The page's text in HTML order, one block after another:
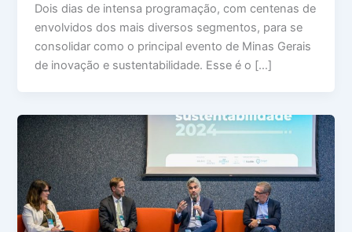
Dois dias de intensa programação, com centenas de
envolvidos dos mais diversos segmentos, para se
consolidar como o principal evento de Minas Gerais
de inovação e sustentabilidade. Esse é o […]